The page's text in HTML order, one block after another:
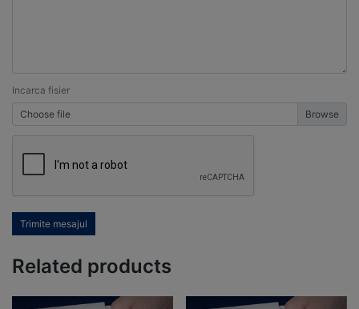
Incarca fisier
Choose file
Trimite mesajul
Related products